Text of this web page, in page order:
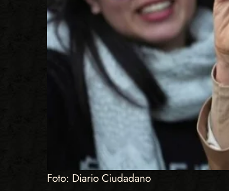
Foto: Diario Ciudadano